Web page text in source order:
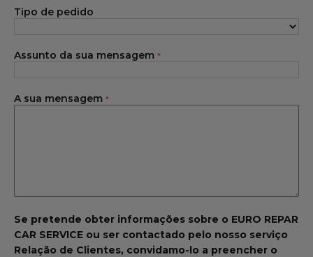
Todas as oficinas
Integrar a rede
Se pretende obter informações sobre o EURO REPAR
CAR SERVICE ou ser contactado pelo nosso serviço
Relação de Clientes, convidamo-lo a preencher o
Tipo de pedido
Assunto da sua mensagem *
A sua mensagem *